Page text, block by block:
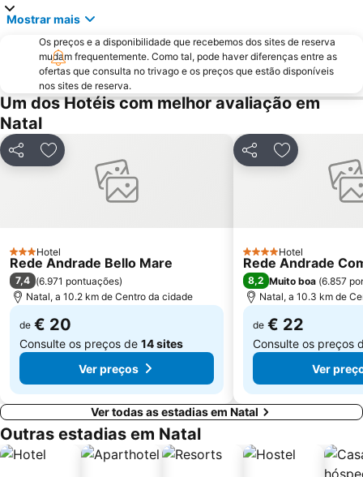
Mostrar mais
Os preços e a disponibilidade que recebemos dos sites de reserva
mudam frequentemente. Como tal, pode haver diferenças entre as
ofertas que consulta no trivago e os preços que estão disponíveis
nos sites de reserva.
Um dos Hotéis com melhor avaliação em
Natal
PartilharAdicionar aos favoritos
3 Estrelas
Hotel
Rede Andrade Bello Mare
7,4 (6.971 pontuações)
Natal, a 10.2 km de Centro da cidade
de € 20
Consulte os preços de 14 sites
Ver preços
PartilharAdicionar
4 Estrelas
Hotel
Rede Andrade
8,2 Muito boa (6.857
Natal, a 10.3 km de
de € 22
Consulte os preços
Ver
Ver todas as estadias em Natal
Outras estadias em Natal